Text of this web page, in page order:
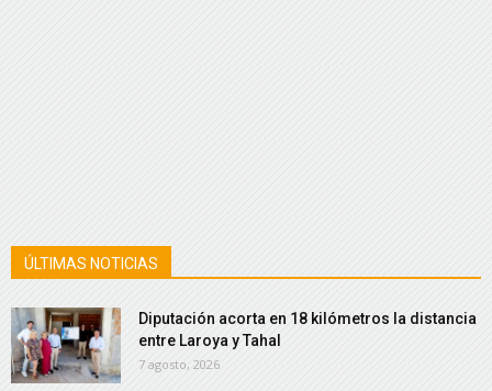
ÚLTIMAS NOTICIAS
Diputación acorta en 18 kilómetros la distancia
entre Laroya y Tahal
7 agosto, 2026